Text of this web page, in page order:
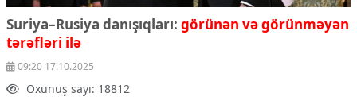
Suriya–Rusiya danışıqları: görünən və görünməyən
tərəfləri ilə
09:20 17.10.2025
Oxunuş sayı: 18812